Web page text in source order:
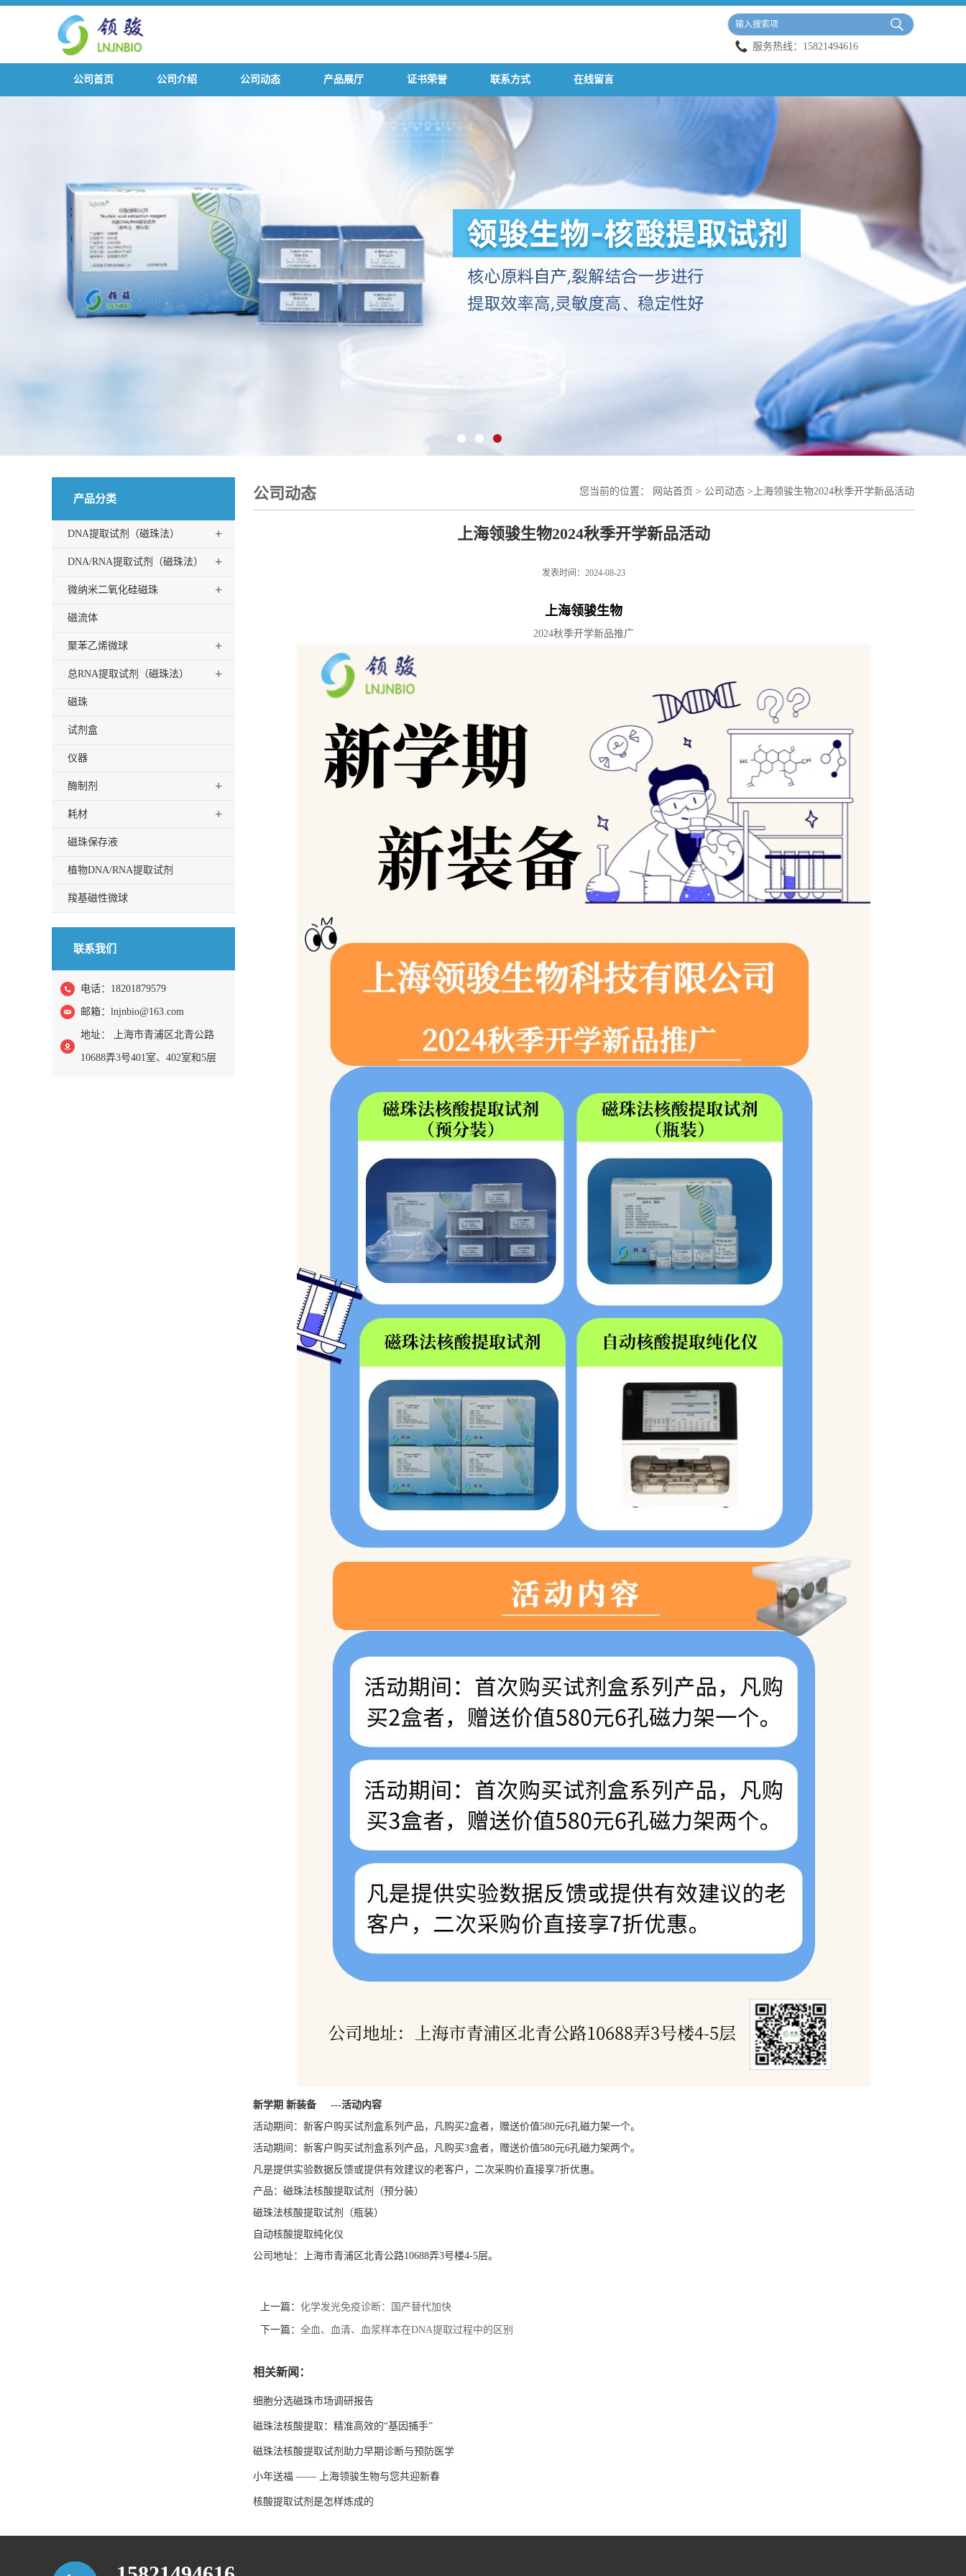
服务热线： 15821494616
公司首页 公司介绍 公司动态 产品展厅 证书荣誉 联系方式 在线留言
产品分类
DNA提取试剂（磁珠法） +
DNA/RNA提取试剂（磁珠法） +
微纳米二氧化硅磁珠 +
磁流体
聚苯乙烯微球 +
总RNA提取试剂（磁珠法） +
磁珠
试剂盒
仪器
酶制剂 +
耗材 +
磁珠保存液
植物DNA/RNA提取试剂
羧基磁性微球
联系我们
电话：18201879579
邮箱： lnjnbio@163.com
地址： 上海市青浦区北青公路
10688弄3号401室、402室和5层
公司动态 您当前的位置： 网站首页 > 公司动态 > 上海领骏生物2024秋季开学新品活动
上海领骏生物2024秋季开学新品活动
发表时间：2024-08-23
上海领骏生物
2024秋季开学新品推广
新学期 新装备 ---活动内容
活动期间：新客户购买试剂盒系列产品，凡购买2盒者，赠送价值580元6孔磁力架一个。
活动期间：新客户购买试剂盒系列产品，凡购买3盒者，赠送价值580元6孔磁力架两个。
凡是提供实验数据反馈或提供有效建议的老客户，二次采购价直接享7折优惠。
产品：磁珠法核酸提取试剂（预分装）
磁珠法核酸提取试剂（瓶装）
自动核酸提取纯化仪
公司地址：上海市青浦区北青公路10688弄3号楼4-5层。
上一篇： 化学发光免疫诊断：国产替代加快
下一篇： 全血、血清、血浆样本在DNA提取过程中的区别
相关新闻：
细胞分选磁珠市场调研报告
磁珠法核酸提取：精准高效的“基因捕手”
磁珠法核酸提取试剂助力早期诊断与预防医学
小年送福 —— 上海领骏生物与您共迎新春
核酸提取试剂是怎样炼成的